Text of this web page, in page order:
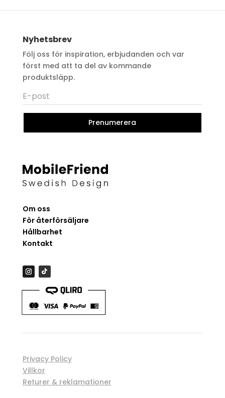
Nyhetsbrev
Följ oss för inspiration, erbjudanden och var
först med att ta del av kommande
produktsläpp.
Prenumerera
Om oss
För återförsäljare
Hållbarhet
Kontakt
Privacy Policy
Villkor
Returer & reklamationer